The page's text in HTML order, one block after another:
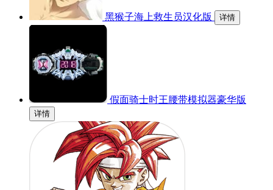
黑猴子海上救生员汉化版 详情
假面骑士时王腰带模拟器豪华版
详情